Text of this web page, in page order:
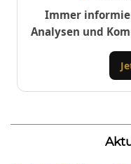
Immer
Analysen und